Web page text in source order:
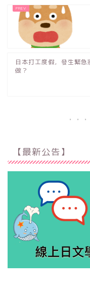
日本打工度假，發生緊急
做？
【最新公告】